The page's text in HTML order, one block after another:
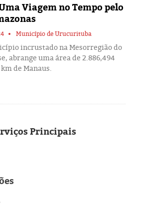
Artigos
Amazonas
Manaus
Pesquisas
Viagem no Tempo pelo
Município de Urucurituba
incrustado na Mesorregião do
abrange uma área de 2.886,494
de Manaus.
Principais